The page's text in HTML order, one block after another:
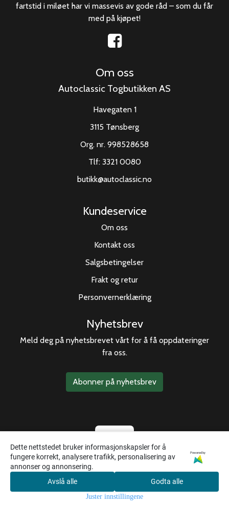
Søk
Dette nettstedet bruker informasjonskapsler for å
fungere korrekt, analysere trafikk, personalisering av
annonser og annonsering.
Powered by
Avslå alle Godta alle
Juster innstillingene
fartstid i miløet har vi massevis av gode råd – som du får
med på kjøpet!
Om oss
Autoclassic Togbutikken AS
Havegaten 1
3115 Tønsberg
Org. nr. 998528658
Tlf: 3321 0080
butikk@autoclassic.no
Kundeservice
Om oss
Kontakt oss
Salgsbetingelser
Frakt og retur
Personvernerklæring
Nyhetsbrev
Meld deg på nyhetsbrevet vårt for å få oppdateringer
fra oss.
Abonner på nyhetsbrev